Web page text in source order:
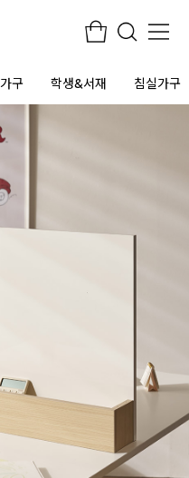
구 학생&서재 침실가구